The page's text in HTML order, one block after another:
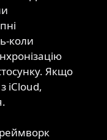
коли
Якщо
iCloud,